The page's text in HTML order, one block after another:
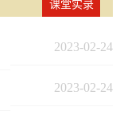
课堂实录
2023-02-24
2023-02-24